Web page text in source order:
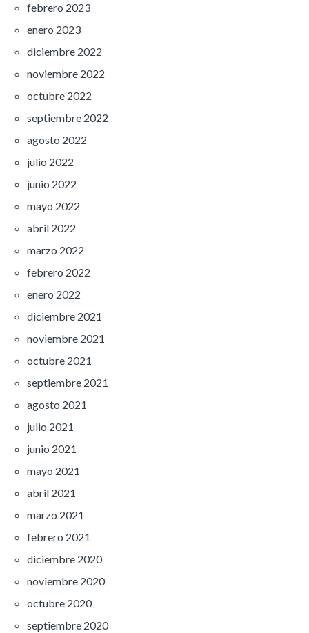
febrero 2023
enero 2023
diciembre 2022
noviembre 2022
octubre 2022
septiembre 2022
agosto 2022
julio 2022
junio 2022
mayo 2022
abril 2022
marzo 2022
febrero 2022
enero 2022
diciembre 2021
noviembre 2021
octubre 2021
septiembre 2021
agosto 2021
julio 2021
junio 2021
mayo 2021
abril 2021
marzo 2021
febrero 2021
diciembre 2020
noviembre 2020
octubre 2020
septiembre 2020